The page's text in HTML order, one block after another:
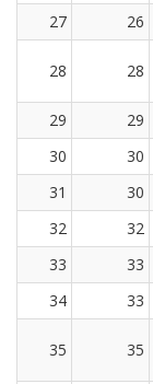
27
26
28 28
29 29
30
30
31
30
32
32
33
33
34
33
35 35